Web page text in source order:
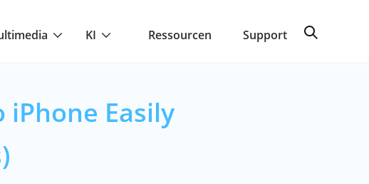
KI Ressourcen Support
Easily